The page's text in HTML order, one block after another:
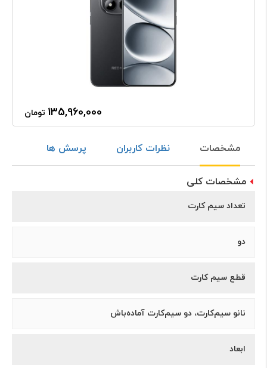
135,960,000 تومان
مشخصات نظرات کاربران پرسش ها
مشخصات کلی
تعداد سیم کارت
دو
قطع سیم کارت
نانو سیم‌کارت، دو سیم‌کارت آماده‌باش
ابعاد